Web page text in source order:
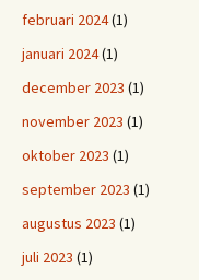
februari 2024(1)
januari 2024(1)
december 2023 (1)
november 2023 (1)
oktober 2023 (1)
september 2023 (1)
augustus 2023 (1)
juli 2023 (1)